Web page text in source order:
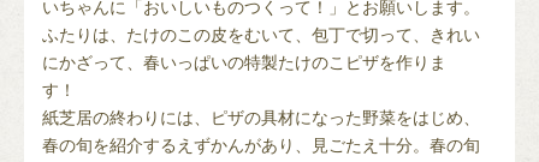
いちゃんに「おいしいものつくって！」とお願いします。
ふたりは、たけのこの皮をむいて、包丁で切って、きれい
にかざって、春いっぱいの特製たけのこピザを作りま
す！
紙芝居の終わりには、ピザの具材になった野菜をはじめ、
春の旬を紹介するえずかんがあり、見ごたえ十分。春の旬